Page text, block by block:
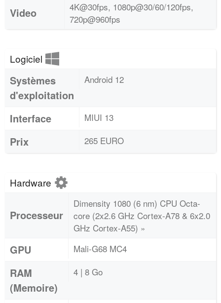
Video
4K@30fps, 1080p@30/60/120fps,
720p@960fps
Logiciel
Systèmes
d'exploitation
Android 12
Interface MIUI 13
Prix 265 EURO
Hardware
Processeur
Dimensity 1080 (6 nm) CPU Octa-
core (2x2.6 GHz Cortex-A78 & 6x2.0
GHz Cortex-A55) »
GPU Mali-G68 MC4
RAM
(Memoire)
4 | 8 Go